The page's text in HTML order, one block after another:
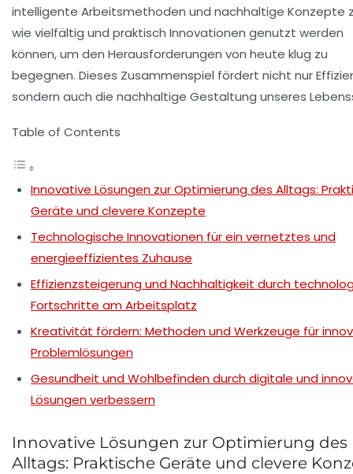
intelligente Arbeitsmethoden und nachhaltige Konzepte
wie vielfältig und praktisch Innovationen genutzt werden
können, um den Herausforderungen von heute klug zu
begegnen. Dieses Zusammenspiel fördert nicht nur
sondern auch die nachhaltige Gestaltung unseres
Table of Contents
Innovative Lösungen zur Optimierung des Alltags:
Geräte und clevere Konzepte
Technologische Innovationen für ein vernetztes und
energieeffizientes Zuhause
Effizienzsteigerung und Nachhaltigkeit durch
Fortschritte am Arbeitsplatz
Kreativität fördern: Methoden und Werkzeuge für
Problemlösungen
Gesundheit und Wohlbefinden durch digitale und
Lösungen verbessern
Innovative Lösungen zur Optimierung des
Alltags: Praktische Geräte und clevere